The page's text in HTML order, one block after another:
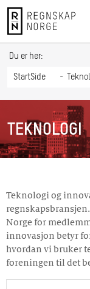
HANDLE FLERE KURS
Du er her:
StartSide
TEKNOLOGI
Teknologi og
Norge for
innovasjon betyr
hvordan vi bruker
foreningen til det